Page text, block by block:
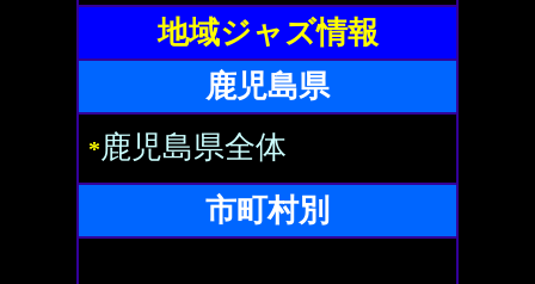
地域ジャズ情報
鹿児島県
*鹿児島県全体
市町村別